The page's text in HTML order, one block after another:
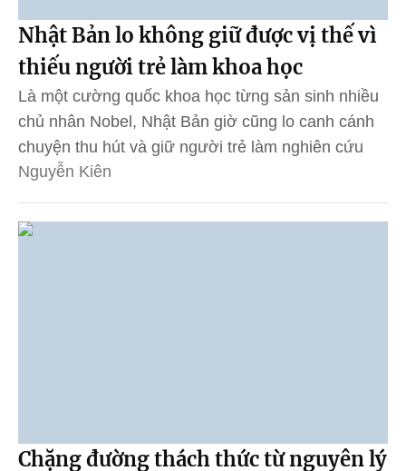
Nhật Bản lo không giữ được vị thế vì
thiếu người trẻ làm khoa học
Là một cường quốc khoa học từng sản sinh nhiều
chủ nhân Nobel, Nhật Bản giờ cũng lo canh cánh
chuyện thu hút và giữ người trẻ làm nghiên cứu
Nguyễn Kiên
Chặng đường thách thức từ nguyên lý